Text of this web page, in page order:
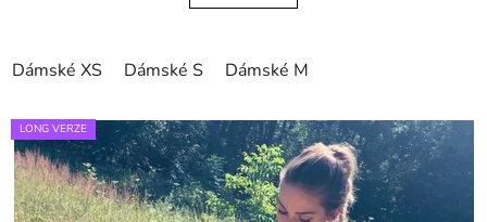
Dámské XS Dámské S Dámské M
LONG VERZE